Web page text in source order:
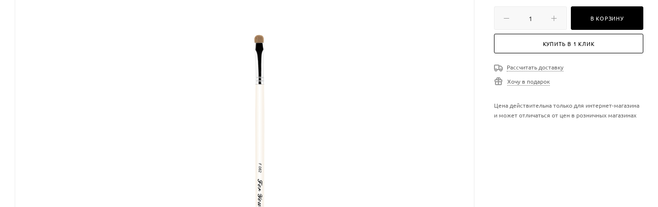
В КОРЗИНУ
КУПИТЬ В 1 КЛИК
Рассчитать доставку
Хочу в подарок
Цена действительна только для интернет-магазина
и может отличаться от цен в розничных магазинах